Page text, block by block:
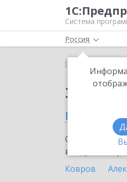
Система
Россия
Главная
в
Ознакомьтесь
внедрение
Ковров